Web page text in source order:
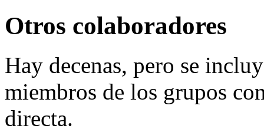
Otros colaboradores
Hay decenas, pero se
miembros de los grupos
directa.